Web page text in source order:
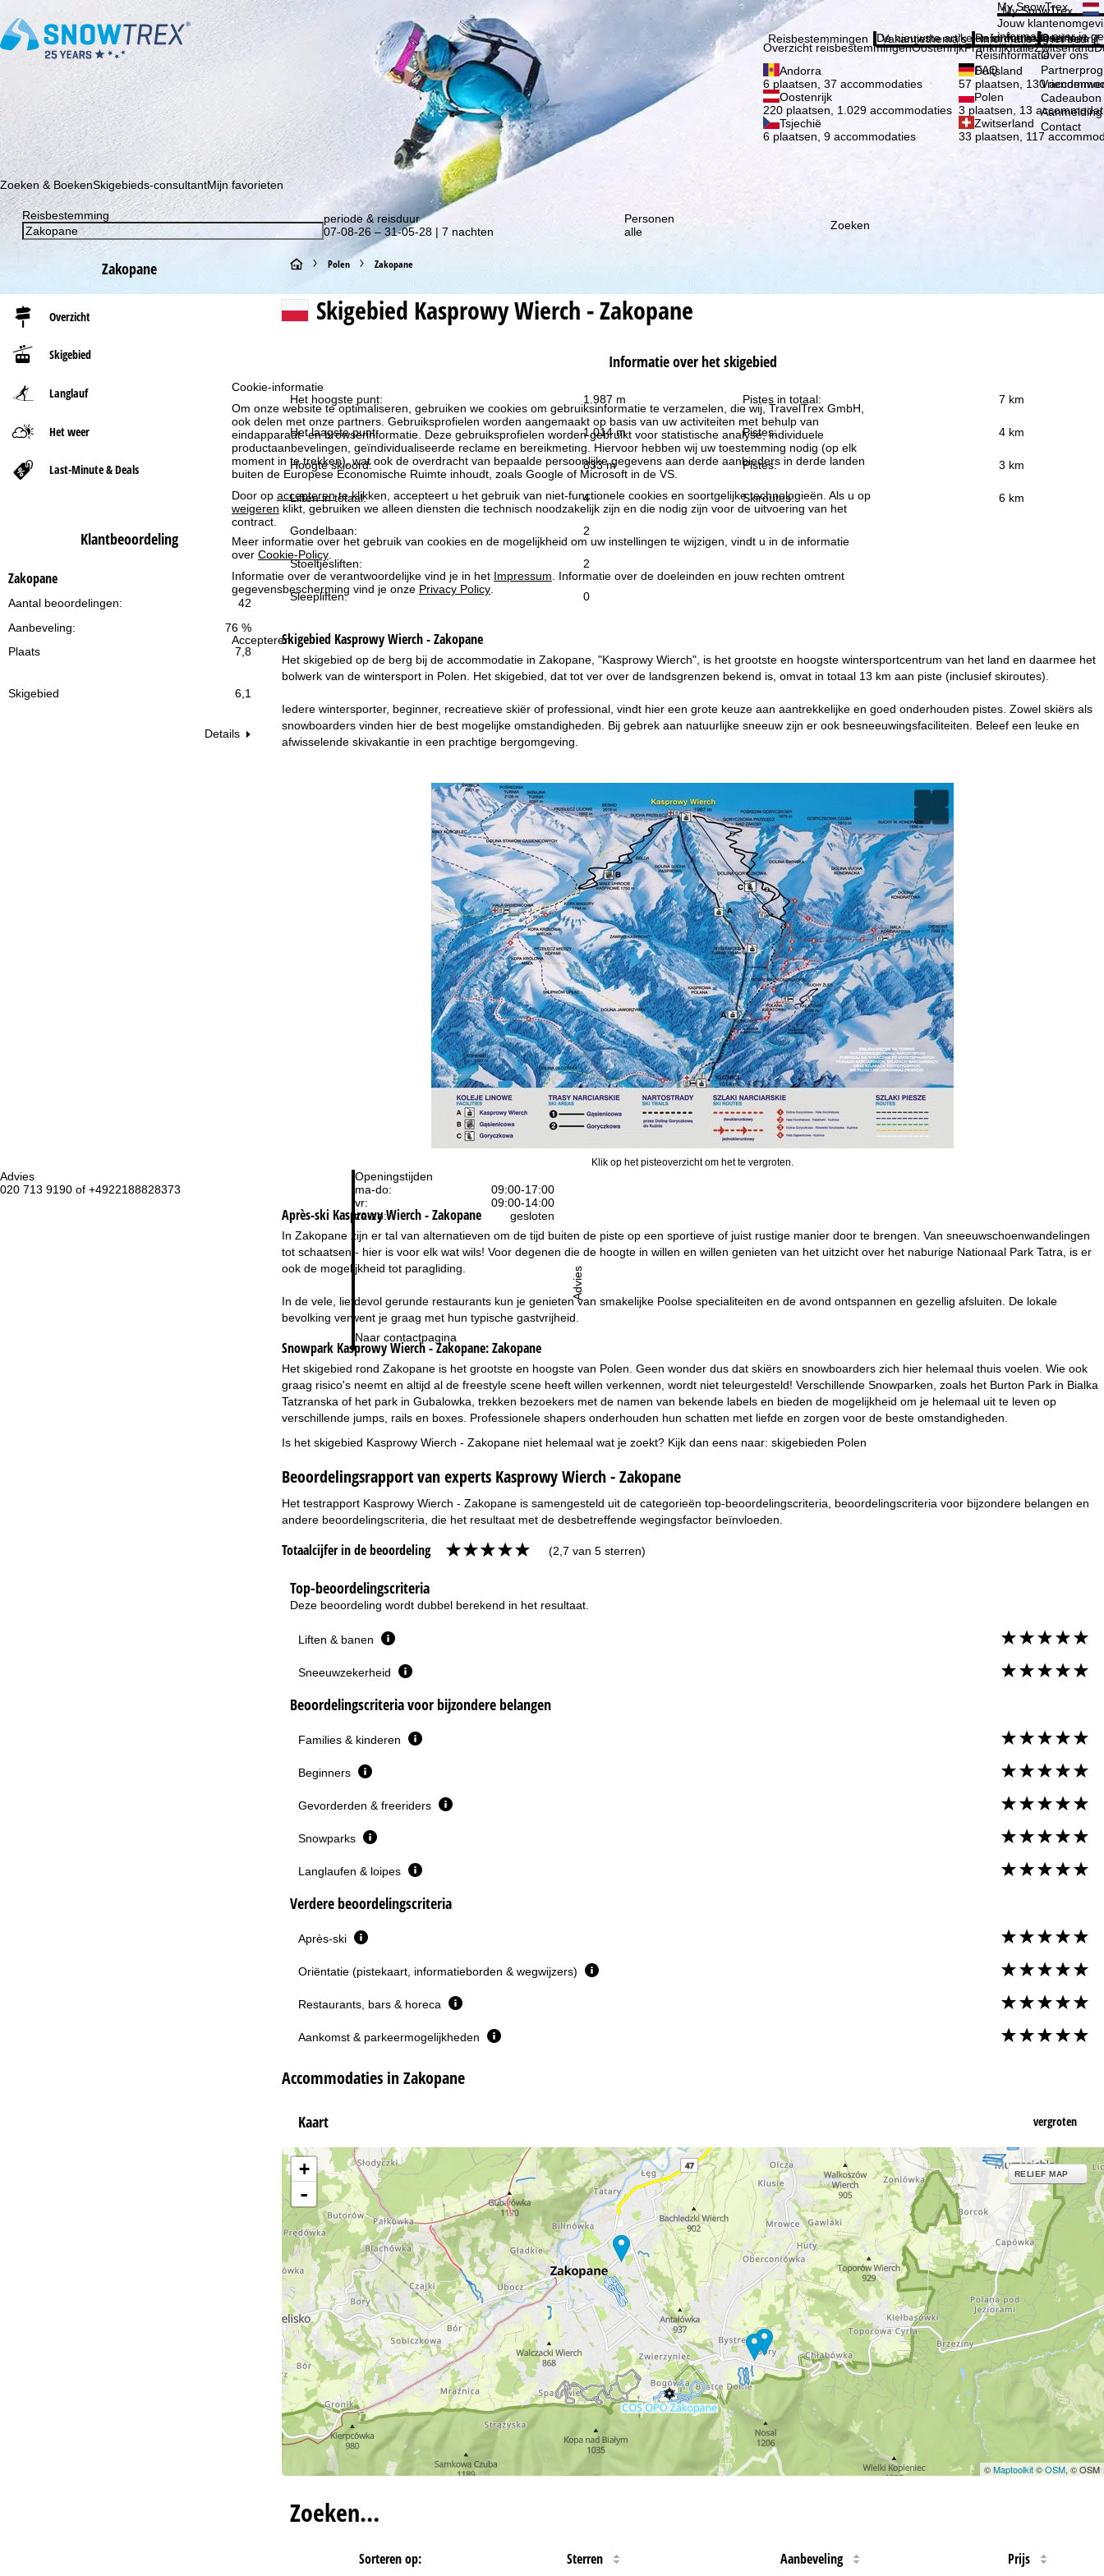
Cookie-informatie
Om onze website te optimaliseren, gebruiken we cookies om gebruiksinformatie te verzamelen, die wij, TravelTrex GmbH,
ook delen met onze partners. Gebruiksprofielen worden aangemaakt op basis van uw activiteiten met behulp van
eindapparaat- en browserinformatie. Deze gebruiksprofielen worden gebruikt voor statistische analyse, individuele
productaanbevelingen, geïndividualiseerde reclame en bereikmeting. Hiervoor hebben wij uw toestemming nodig (op elk
moment in te trekken), wat ook de overdracht van bepaalde persoonlijke gegevens aan derde aanbieders in derde landen
buiten de Europese Economische Ruimte inhoudt, zoals Google of Microsoft in de VS.
Door op accepterente klikken, accepteert u het gebruik van niet-functionele cookies en soortgelijke technologieën. Als u op
weigeren klikt, gebruiken we alleen diensten die technisch noodzakelijk zijn en die nodig zijn voor de uitvoering van het
contract.
Meer informatie over het gebruik van cookies en de mogelijkheid om uw instellingen te wijzigen, vindt u in de informatie
over Cookie-Policy.
Informatie over de verantwoordelijke vind je in het Impressum. Informatie over de doeleinden en jouw rechten omtrent
gegevensbescherming vind je onze Privacy Policy.
Accepteren
Advies
020 713 9190 of +4922188828373
Openingstijden
ma-do:
09:00-17:00
vr:
09:00-14:00
za-zo:
gesloten
Naar contactpagina
Advies
Schrijf je in voor onze nieuwsbrief en wees als eerste op de hoogte van onze kortingsacties!
My SnowTrex
My SnowTrex
Jouw
informatie over je
Reisbestemmingen
Overzicht reisbestemmingenOostenrijkFrankrijkItaliëZwitserland
Andorra
6 plaatsen, 37 accommodaties
Duitsland
57 plaatsen, 130
Oostenrijk
220 plaatsen, 1.029 accommodaties
Polen
3 plaatsen, 13
Tsjechië
6 plaatsen, 9 accommodaties
Zwitserland
33 plaatsen, 117
Vakantiethema's
De nieuwste artikelen in ons magazine
Informatie
Reisinformatie
Reisinformatie
FAQ
Het bedrijf
Over ons
Over ons
Cadeaubon
Contact
Zoeken & BoekenSkigebieds-consultantMijn favorieten
Reisbestemming
periode & reisduur
07-08-26 – 31-05-28 | 7 nachten
Personen
alle
Zoeken
Zakopane
Overzicht
Skigebied
Langlauf
Het weer
Last-Minute & Deals
Klantbeoordeling
Zakopane
42
Aantal beoordelingen:
76 %
Aanbeveling:
Plaats
7,8
Skigebied 6,1
Details
S
t
t
p
a
g
i
n
a
Polen Zakopane
Skigebied Kasprowy Wierch - Zakopane
Informatie over het skigebied
Het hoogste punt: 1.987 m Pistes in totaal: 7 km
Het laagste punt: 1.014 m Pistes: 4 km
Hoogte skioord: 833 m Pistes: 3 km
Liften in totaal: 4 Skiroutes: 6 km
Gondelbaan: 2
Stoeltjesliften: 2
Sleepliften: 0
Skigebied Kasprowy Wierch - Zakopane
Het skigebied op de berg bij de accommodatie in Zakopane, "Kasprowy Wierch", is het grootste en hoogste wintersportcentrum van het land en daarmee het
bolwerk van de wintersport in Polen. Het skigebied, dat tot ver over de landsgrenzen bekend is, omvat in totaal 13 km aan piste (inclusief skiroutes).
Iedere wintersporter, beginner, recreatieve skiër of professional, vindt hier een grote keuze aan aantrekkelijke en goed onderhouden pistes. Zowel skiërs als
snowboarders vinden hier de best mogelijke omstandigheden. Bij gebrek aan natuurlijke sneeuw zijn er ook besneeuwingsfaciliteiten. Beleef een leuke en
afwisselende skivakantie in een prachtige bergomgeving.
Klik op het pisteoverzicht om het te vergroten.
Après-ski Kasprowy Wierch - Zakopane
In Zakopane zijn er tal van alternatieven om de tijd buiten de piste op een sportieve of juist rustige manier door te brengen. Van sneeuwschoenwandelingen
tot schaatsen - hier is voor elk wat wils! Voor degenen die de hoogte in willen en willen genieten van het uitzicht over het naburige Nationaal Park Tatra, is er
ook de mogelijkheid tot paragliding.
In de vele, liefdevol gerunde restaurants kun je genieten van smakelijke Poolse specialiteiten en de avond ontspannen en gezellig afsluiten. De lokale
bevolking verwent je graag met hun typische gastvrijheid.
Snowpark Kasprowy Wierch - Zakopane:Zakopane
Het skigebied rond Zakopane is het grootste en hoogste van Polen. Geen wonder dus dat skiërs en snowboarders zich hier helemaal thuis voelen. Wie ook
graag risico's neemt en altijd al de freestyle scene heeft willen verkennen, wordt niet teleurgesteld! Verschillende Snowparken, zoals het Burton Park in Bialka
Tatzranska of het park in Gubalowka, trekken bezoekers met de namen van bekende labels en bieden de mogelijkheid om je helemaal uit te leven op
verschillende jumps, rails en boxes. Professionele shapers onderhouden hun schatten met liefde en zorgen voor de beste omstandigheden.
Is het skigebied Kasprowy Wierch - Zakopane niet helemaal wat je zoekt? Kijk dan eens naar: skigebieden Polen
Beoordelingsrapport van experts Kasprowy Wierch - Zakopane
Het testrapport Kasprowy Wierch - Zakopane is samengesteld uit de categorieën top-beoordelingscriteria, beoordelingscriteria voor bijzondere belangen en
andere beoordelingscriteria, die het resultaat met de desbetreffende wegingsfactor beïnvloeden.
Totaalcijfer in de beoordeling (2,7 van 5 sterren)
Top-beoordelingscriteria
Deze beoordeling wordt dubbel berekend in het resultaat.
Liften & banen
Sneeuwzekerheid
Beoordelingscriteria voor bijzondere belangen
Families & kinderen
Beginners
Gevorderden & freeriders
Snowparks
Langlaufen & loipes
Verdere beoordelingscriteria
Après-ski
Oriëntatie (pistekaart, informatieborden & wegwijzers)
Restaurants, bars & horeca
Aankomst & parkeermogelijkheden
Accommodaties in Zakopane
Kaart vergroten
+
-
RELIEF MAP
©Maptoolkit©OSM, © OSM
Zoeken…
Sorteren op: Sterren Aanbeveling Prijs